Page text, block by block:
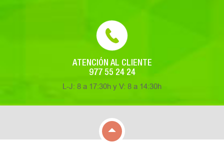
ATENCIÓN AL CLIENTE
977 55 24 24
L-J: 8 a 17:30h y V: 8 a 14:30h
